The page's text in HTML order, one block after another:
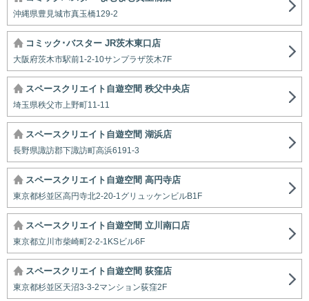
沖縄県豊見城市真玉橋129-2
コミック･バスター JR茨木東口店
大阪府茨木市駅前1-2-10サンプラザ茨木7F
スペースクリエイト自遊空間 秩父中央店
埼玉県秩父市上野町11-11
スペースクリエイト自遊空間 湖浜店
長野県諏訪郡下諏訪町高浜6191-3
スペースクリエイト自遊空間 高円寺店
東京都杉並区高円寺北2-20-1グリュッケンビルB1F
スペースクリエイト自遊空間 立川南口店
東京都立川市柴崎町2-2-1KSビル6F
スペースクリエイト自遊空間 荻窪店
東京都杉並区天沼3-3-2マンション荻窪2F